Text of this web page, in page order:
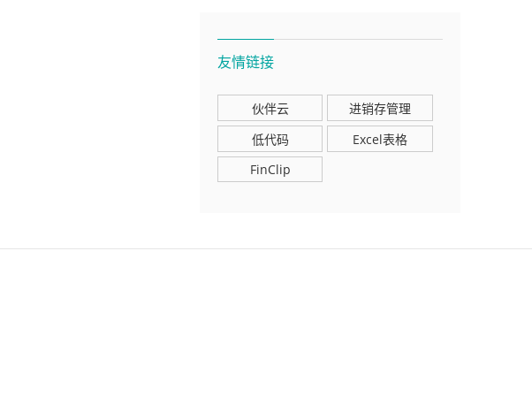
友情链接
伙伴云
进销存管理
低代码
Excel表格
FinClip